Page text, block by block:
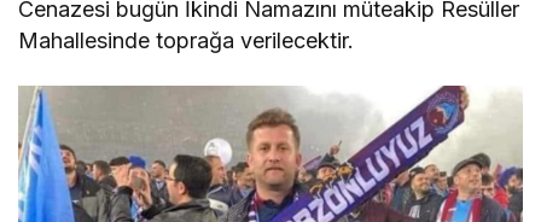
Cenazesi bugün İkindi Namazını müteakip Resüller
Mahallesinde toprağa verilecektir.